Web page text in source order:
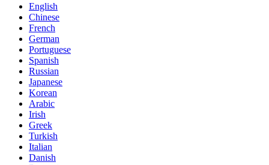
English
Chinese
French
German
Portuguese
Spanish
Russian
Japanese
Korean
Arabic
Irish
Greek
Turkish
Italian
Danish